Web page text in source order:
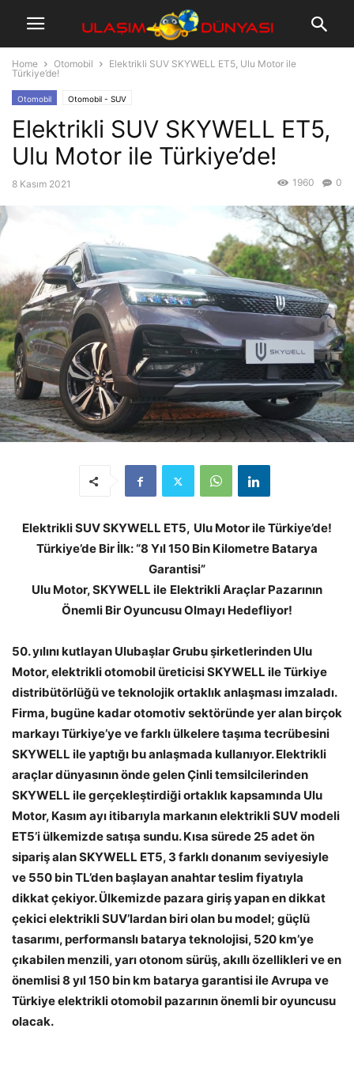
Home Otomobil
Elektrikli SUV SKYWELL ET5, Ulu Motor ile
Türkiye’de!
Otomobil Otomobil - SUV
Elektrikli SUV SKYWELL ET5,
Ulu Motor ile Türkiye’de!
8 Kasım 2021 0
1960
Elektrikli SUV SKYWELL ET5, Ulu Motor ile Türkiye’de!
Türkiye’de Bir İlk: “8 Yıl 150 Bin Kilometre Batarya
Garantisi”
Ulu Motor, SKYWELL ile Elektrikli Araçlar Pazarının
Önemli Bir Oyuncusu Olmayı Hedefliyor!
50. yılını kutlayan Ulubaşlar Grubu şirketlerinden Ulu
Motor, elektrikli otomobil üreticisi SKYWELL ile Türkiye
distribütörlüğü ve teknolojik ortaklık anlaşması imzaladı.
Firma, bugüne kadar otomotiv sektöründe yer alan birçok
markayı Türkiye’ye ve farklı ülkelere taşıma tecrübesini
SKYWELL ile yaptığı bu anlaşmada kullanıyor. Elektrikli
araçlar dünyasının önde gelen Çinli temsilcilerinden
SKYWELL ile gerçekleştirdiği ortaklık kapsamında Ulu
Motor, Kasım ayı itibarıyla markanın elektrikli SUV modeli
ET5’i ülkemizde satışa sundu. Kısa sürede 25 adet ön
sipariş alan SKYWELL ET5, 3 farklı donanım seviyesiyle
ve 550 bin TL’den başlayan anahtar teslim fiyatıyla
dikkat çekiyor. Ülkemizde pazara giriş yapan en dikkat
çekici elektrikli SUV’lardan biri olan bu model; güçlü
tasarımı, performanslı batarya teknolojisi, 520 km’ye
çıkabilen menzili, yarı otonom sürüş, akıllı özellikleri ve en
önemlisi 8 yıl 150 bin km batarya garantisi ile Avrupa ve
Türkiye elektrikli otomobil pazarının önemli bir oyuncusu
olacak.